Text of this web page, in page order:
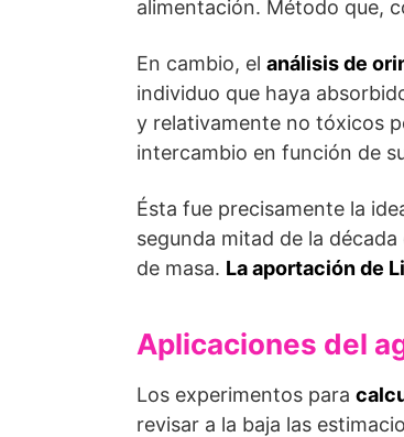
alimentación. Método que,
En cambio, el análisis de
individuo que haya
y relativamente no tóxicos
intercambio en función de
Ésta fue precisamente la
segunda mitad de la
de masa. La aportación de
Aplicaciones del
Los experimentos para
revisar a la baja las